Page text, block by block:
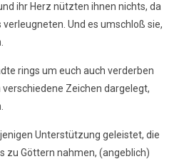
ihr Herz nützten ihnen nichts, da
Und es umschloß sie,
rings um euch auch verderben
verschiedene Zeichen dargelegt,
Unterstützung geleistet, die
zu Göttern nahmen, (angeblich)